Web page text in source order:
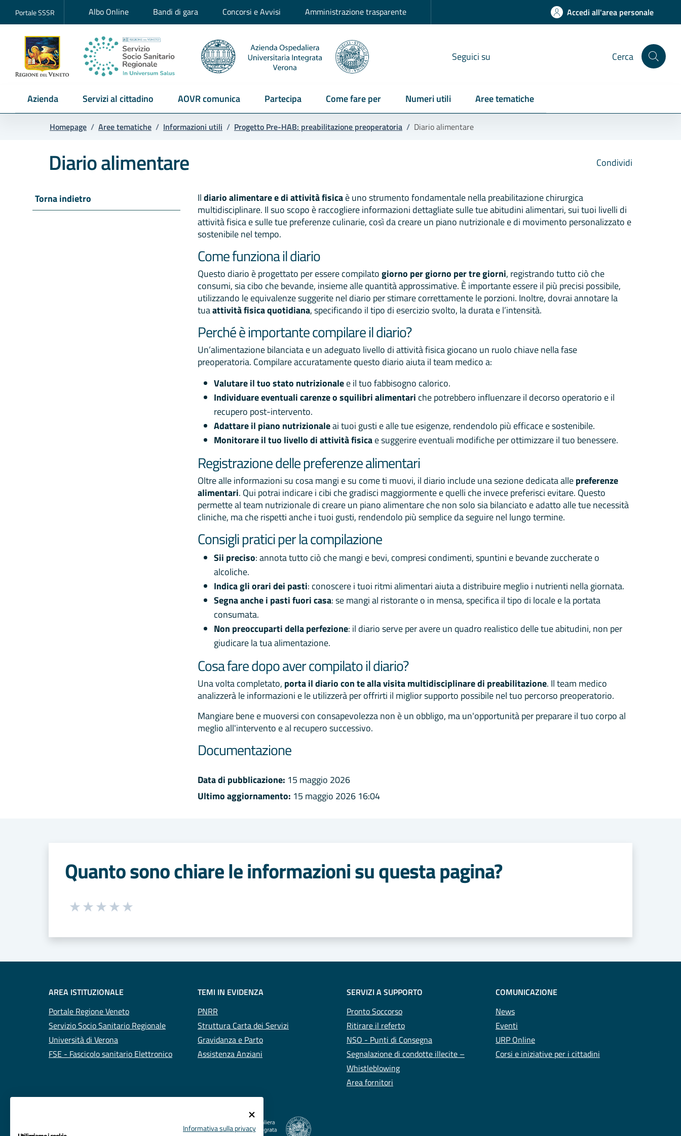
Portale SSSR Albo Online Bandi di gara Concorsi e Avvisi Amministrazione trasparente Accedi all'area personale
Seguici su Cerca
Azienda Servizi al cittadino AOVR comunica Partecipa Come fare per Numeri utili Aree tematiche
Homepage / Aree tematiche / Informazioni utili / Progetto Pre-HAB: preabilitazione preoperatoria / Diario alimentare
Condividi
Diario alimentare
Torna indietro Ildiario alimentare e di attività fisicaè uno strumento fondamentale nella preabilitazione chirurgica
multidisciplinare. Il suo scopo è raccogliere informazioni dettagliate sulle tue abitudini alimentari, sui tuoi livelli di
attività fisica e sulle tue preferenze culinarie, così da creare un piano nutrizionale e di movimento personalizzato e
sostenibile nel tempo.
Come funziona il diario
Questo diario è progettato per essere compilatogiorno per giorno per tre giorni, registrando tutto ciò che
consumi, sia cibo che bevande, insieme alle quantità approssimative. È importante essere il più precisi possibile,
utilizzando le equivalenze suggerite nel diario per stimare correttamente le porzioni. Inoltre, dovrai annotare la
tuaattività fisica quotidiana, specificando il tipo di esercizio svolto, la durata e l’intensità.
Perché è importante compilare il diario?
Un’alimentazione bilanciata e un adeguato livello di attività fisica giocano un ruolo chiave nella fase
preoperatoria. Compilare accuratamente questo diario aiuta il team medico a:
Valutare il tuo stato nutrizionalee il tuo fabbisogno calorico.
Individuare eventuali carenze o squilibri alimentari che potrebbero influenzare il decorso operatorio e il
recupero post-intervento.
Adattare il piano nutrizionaleai tuoi gusti e alle tue esigenze, rendendolo più efficace e sostenibile.
Monitorare il tuo livello di attività fisicae suggerire eventuali modifiche per ottimizzare il tuo benessere.
Registrazione delle preferenze alimentari
Oltre alle informazioni su cosa mangi e su come ti muovi, il diario include una sezione dedicata allepreferenze
alimentari. Qui potrai indicare i cibi che gradisci maggiormente e quelli che invece preferisci evitare. Questo
permette al team nutrizionale di creare un piano alimentare che non solo sia bilanciato e adatto alle tue necessità
cliniche, ma che rispetti anche i tuoi gusti, rendendolo più semplice da seguire nel lungo termine.
Consigli pratici per la compilazione
Sii preciso: annota tutto ciò che mangi e bevi, compresi condimenti, spuntini e bevande zuccherate o
alcoliche.
Indica gli orari dei pasti: conoscere i tuoi ritmi alimentari aiuta a distribuire meglio i nutrienti nella giornata.
Segna anche i pasti fuori casa: se mangi al ristorante o in mensa, specifica il tipo di locale e la portata
consumata.
Non preoccuparti della perfezione: il diario serve per avere un quadro realistico delle tue abitudini, non per
giudicare la tua alimentazione.
Cosa fare dopo aver compilato il diario?
Una volta completato, porta il diario con te alla visita multidisciplinare di preabilitazione. Il team medico
analizzerà le informazioni e le utilizzerà per offrirti il miglior supporto possibile nel tuo percorso preoperatorio.
Mangiare bene e muoversi con consapevolezza non è un obbligo, ma un'opportunità per preparare il tuo corpo al
meglio all'intervento e al recupero successivo.
Documentazione
Data di pubblicazione: 15 maggio 2026
Ultimo aggiornamento: 15 maggio 2026 16:04
Quanto sono chiare le informazioni su questa pagina?
Seleziona una valutazione da 1 a 5 stelle
AREA ISTITUZIONALE
Portale Regione Veneto
Servizio Socio Sanitario Regionale
Università di Verona
FSE - Fascicolo sanitario Elettronico
TEMI IN EVIDENZA
PNRR
Struttura Carta dei Servizi
Gravidanza e Parto
Assistenza Anziani
SERVIZI A SUPPORTO
Pronto Soccorso
Ritirare il referto
NSO - Punti di Consegna
Segnalazione di condotte illecite –
Whistleblowing
Area fornitori
COMUNICAZIONE
News
Eventi
URP Online
Corsi e iniziative per i cittadini
Informativa sulla privacy